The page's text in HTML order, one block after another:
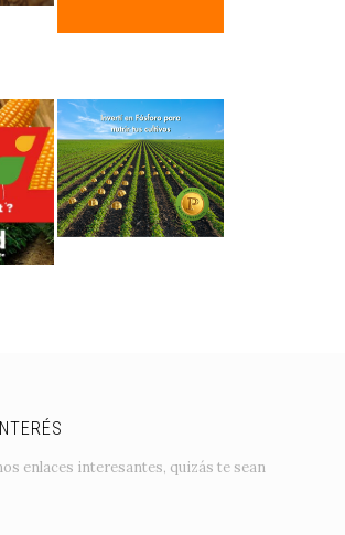
enlaces interesantes, quizás te sean